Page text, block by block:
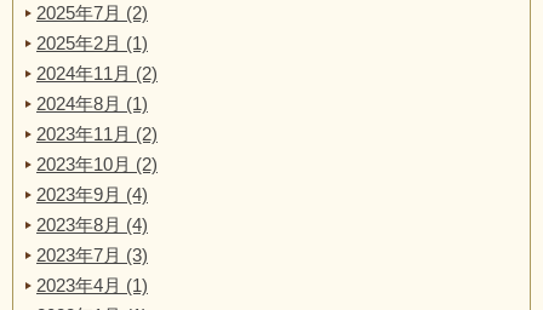
2025年7月 (2)
2025年2月 (1)
2024年11月 (2)
2024年8月 (1)
2023年11月 (2)
2023年10月 (2)
2023年9月 (4)
2023年8月 (4)
2023年7月 (3)
2023年4月 (1)